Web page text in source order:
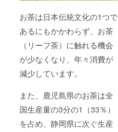
お茶は日本伝統文化の1つで
あるにもかかわらず、お茶
（リーフ茶）に触れる機会
が少なくなり、年々消費が
減少しています。
また、鹿児島県のお茶は全
国生産量の3分の1（33％）
を占め、静岡県に次ぐ生産